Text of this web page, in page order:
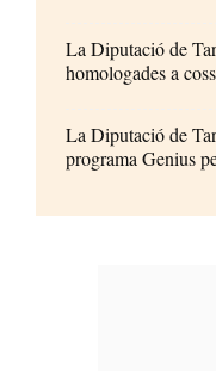
La Diputació de
homologades a
La Diputació de
programa Genius